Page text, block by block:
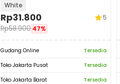
White
Rp31.800
Rp58.900 47%
5
Gudang Online
Tersedia
Toko Jakarta Pusat
Tersedia
Toko Jakarta Barat
Tersedia